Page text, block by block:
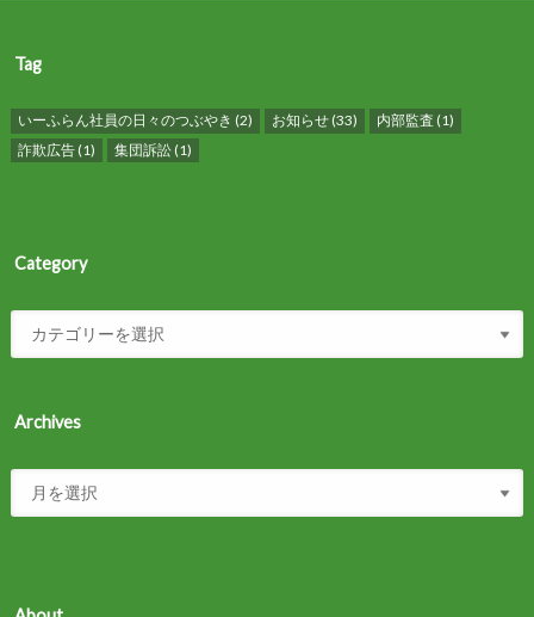
Tag
いーふらん社員の日々のつぶやき (2) お知らせ(33) 内部監査 (1)
詐欺広告(1) 集団訴訟(1)
Category
Archives